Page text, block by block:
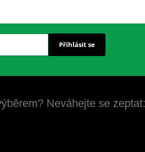
Přihlásit se
Neváhejte se zeptat: